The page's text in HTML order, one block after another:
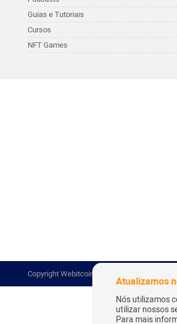
Guias e Tutoriais
Cursos
NFT Games
Copyright Webitcoin 2018 - Todos os Direitos
Atualizamos
Nós utilizamos
utilizar nossos
Para mais